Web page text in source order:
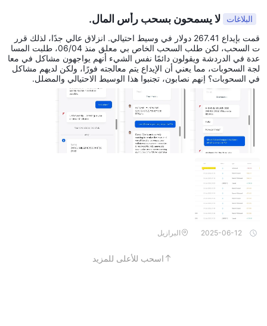
البلاغات لا يسمحون بسحب رأس المال.
قمت بإيداع 267.41 دولار في وسيط احتيالي. انزلاق عالي جدًا، لذلك قرر
ت السحب، لكن طلب السحب الخاص بي معلق منذ 06/04، طلبت المسا
عدة في الدردشة ويقولون دائمًا نفس الشيء أنهم يواجهون مشاكل في معا
لجة السحوبات، مما يعني أن الإيداع يتم معالجته فورًا، ولكن لديهم مشاكل
في السحوبات؟ إنهم نصابون، تجنبوا هذا الوسيط الاحتيالي والمضلل.
2025-06-12 البرازيل
اسحب للأعلى للمزيد